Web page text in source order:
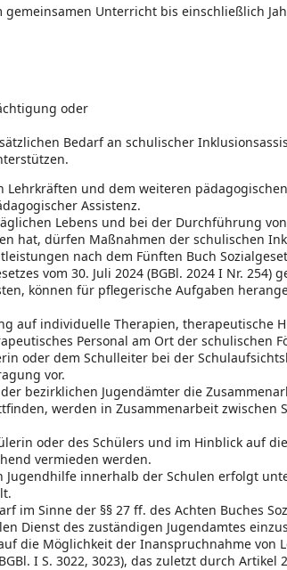
Unterricht bis einschließlich
oder
Bedarf an schulischer
und dem weiteren
Assistenz.
Lebens und bei der Durchführung
hat, dürfen Maßnahmen der schulischen
nach dem Fünften Buch
vom 30. Juli 2024 (BGBl. 2024 I Nr.
können für pflegerische Aufgaben
auf individuelle Therapien, therapeutische
Personal am Ort der schulischen
oder dem Schulleiter bei der
vor.
bezirklichen Jugendämter die
werden in Zusammenarbeit
oder des Schülers und im Hinblick auf
vermieden werden.
innerhalb der Schulen erfolgt
im Sinne der §§ 27 ff. des Achten Buches
Dienst des zuständigen Jugendamtes
die Möglichkeit der Inanspruchnahme von
I S. 3022, 3023), das zuletzt durch